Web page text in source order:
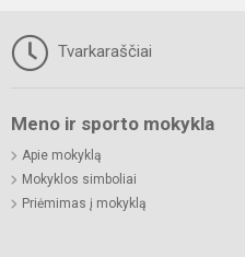
Tvarkaraščiai
Meno ir sporto mokykla
Apie mokyklą
Mokyklos simboliai
Priėmimas į mokyklą